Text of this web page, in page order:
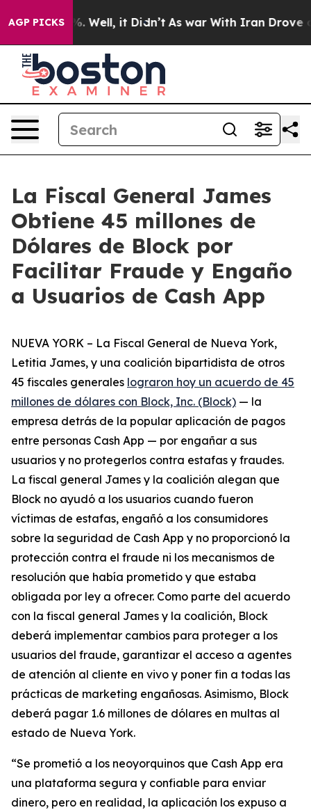
AGP PICKS
40%. Well, it Didn’t As war With Iran Drove oil
La Fiscal General James
Obtiene 45 millones de
Dólares de Block por
Facilitar Fraude y Engaño
a Usuarios de Cash App
NUEVA YORK – La Fiscal General de Nueva York,
Letitia James, y una coalición bipartidista de otros
45 fiscales generales lograron hoy un acuerdo de 45
millones de dólares con Block, Inc. (Block) — la
empresa detrás de la popular aplicación de pagos
entre personas Cash App — por engañar a sus
usuarios y no protegerlos contra estafas y fraudes.
La fiscal general James y la coalición alegan que
Block no ayudó a los usuarios cuando fueron
víctimas de estafas, engañó a los consumidores
sobre la seguridad de Cash App y no proporcionó la
protección contra el fraude ni los mecanismos de
resolución que había prometido y que estaba
obligada por ley a ofrecer. Como parte del acuerdo
con la fiscal general James y la coalición, Block
deberá implementar cambios para proteger a los
usuarios del fraude, garantizar el acceso a agentes
de atención al cliente en vivo y poner fin a todas las
prácticas de marketing engañosas. Asimismo, Block
deberá pagar 1.6 millones de dólares en multas al
estado de Nueva York.
“Se prometió a los neoyorquinos que Cash App era
una plataforma segura y confiable para enviar
dinero, pero en realidad, la aplicación los expuso a